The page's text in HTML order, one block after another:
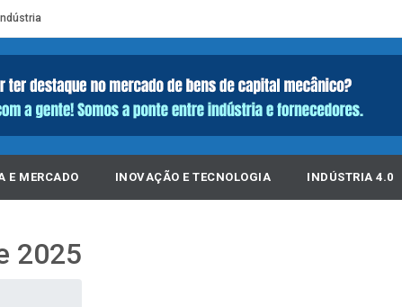
E MERCADO INOVAÇÃO E TECNOLOGIA INDÚSTRIA 4.0
2025